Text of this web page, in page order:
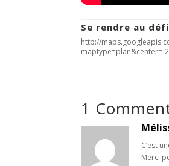
Se rendre au
http://
maptype=plan&center=-
1
C’est
Merci